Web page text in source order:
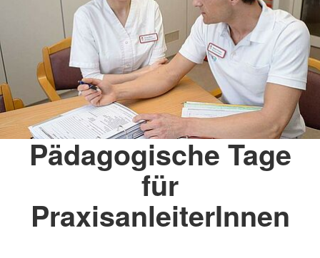
Pädagogische Tage
für
PraxisanleiterInnen